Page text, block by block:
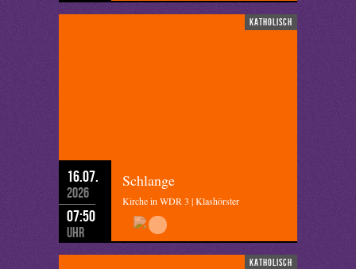
katholisch
16.07.
2026
07:50
Uhr
Schlange
Kirche in WDR 3 | Klashörster
katholisch